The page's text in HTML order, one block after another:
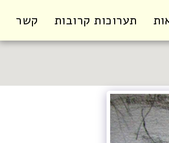
תערוכות קרובות קשר